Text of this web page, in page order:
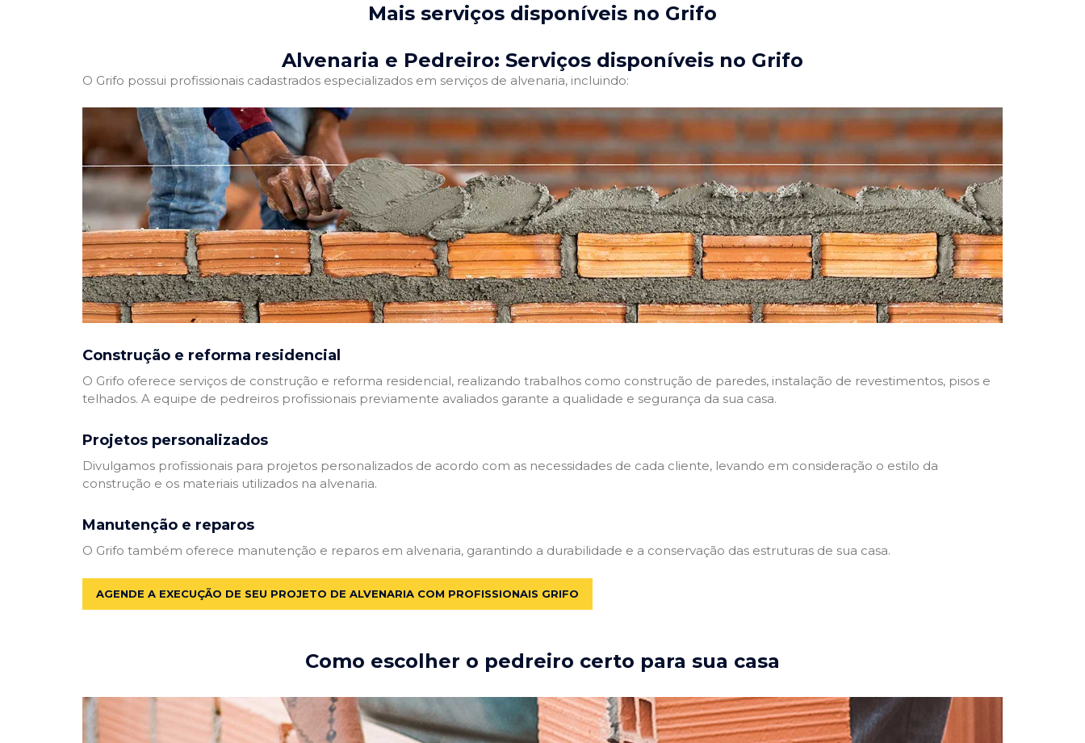
Mais serviços disponíveis no Grifo
Alvenaria e Pedreiro: Serviços disponíveis no Grifo
O Grifo possui profissionais cadastrados especializados em serviços de alvenaria, incluindo:
Construção e reforma residencial
O Grifo oferece serviços de construção e reforma residencial, realizando trabalhos como construção de paredes, instalação de revestimentos, pisos e
telhados. A equipe de pedreiros profissionais previamente avaliados garante a qualidade e segurança da sua casa.
Projetos personalizados
Divulgamos profissionais para projetos personalizados de acordo com as necessidades de cada cliente, levando em consideração o estilo da
construção e os materiais utilizados na alvenaria.
Manutenção e reparos
O Grifo também oferece manutenção e reparos em alvenaria, garantindo a durabilidade e a conservação das estruturas de sua casa.
AGENDE A EXECUÇÃO DE SEU PROJETO DE ALVENARIA COM PROFISSIONAIS GRIFO
Como escolher o pedreiro certo para sua casa